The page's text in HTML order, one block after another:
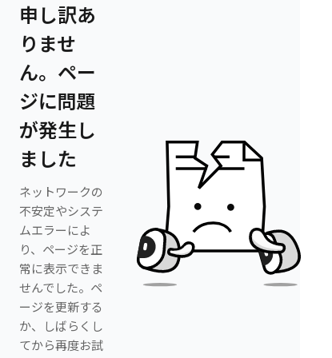
申し訳あ
りませ
ん。ペー
ジに問題
が発生し
ました
ネットワークの
不安定やシステ
ムエラーによ
り、ページを正
常に表示できま
せんでした。ペ
ージを更新する
か、しばらくし
てから再度お試